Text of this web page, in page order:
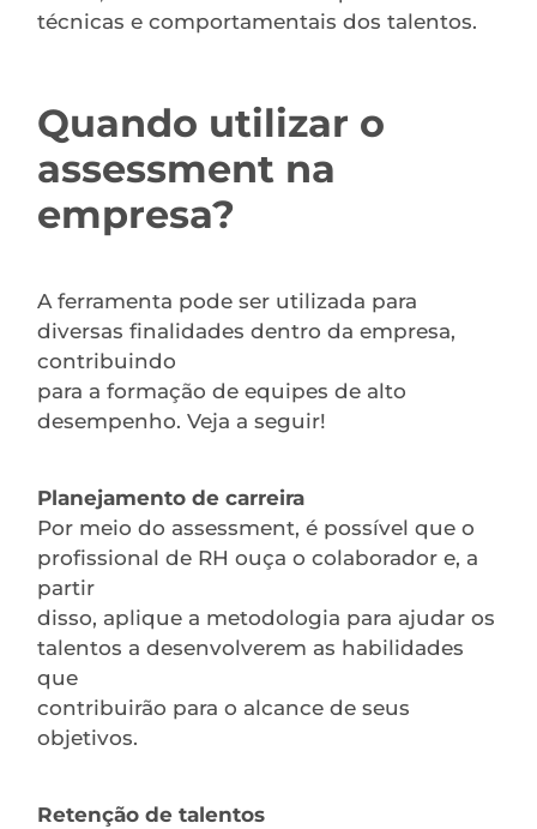
técnicas e comportamentais dos talentos.
Quando utilizar o
assessment na
empresa?
A ferramenta pode ser utilizada para
diversas finalidades dentro da empresa,
contribuindo
para a formação de equipes de alto
desempenho. Veja a seguir!
Planejamento de carreira
Por meio do assessment, é possível que o
profissional de RH ouça o colaborador e, a
partir
disso, aplique a metodologia para ajudar os
talentos a desenvolverem as habilidades
que
contribuirão para o alcance de seus
objetivos.
Retenção de talentos